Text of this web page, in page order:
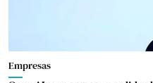
Empresas